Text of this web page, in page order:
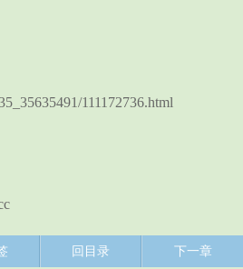
111172736.html
回目录 下一章